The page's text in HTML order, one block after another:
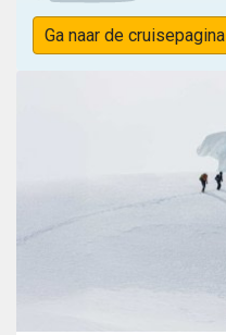
Ga naar de cruisepagina